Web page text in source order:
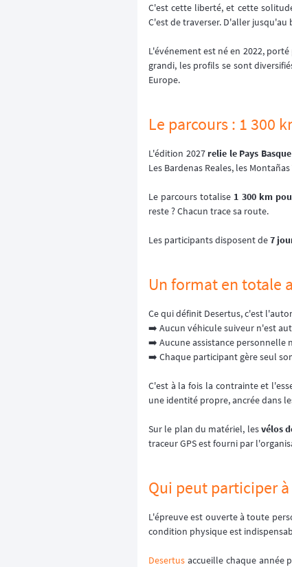
C'est cette liberté, et cette
C'est de traverser. D'aller jusqu'au
L'événement est né en 2022,
grandi, les profils se sont
Europe.
Le parcours : 1 300
L'édition 2027 relie le Pays
Les Bardenas Reales, les
Le parcours totalise 1 300 km
reste ? Chacun trace sa route.
Les participants disposent de7
Un format en totale
Ce qui définit Desertus, c'est
➡️ Aucun véhicule suiveur n'est
➡️ Aucune assistance personnelle
➡️ Chaque participant gère seul
C'est à la fois la contrainte et
une identité propre, ancrée dans
Sur le plan du matériel, lesvélos
traceur GPS est fourni par
Qui peut participer à
L'épreuve est ouverte à toute
condition physique est
Desertus accueille chaque année